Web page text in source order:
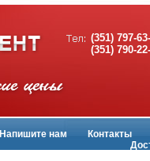
Напишите нам
Контакты
(351) 797-
(351) 790-